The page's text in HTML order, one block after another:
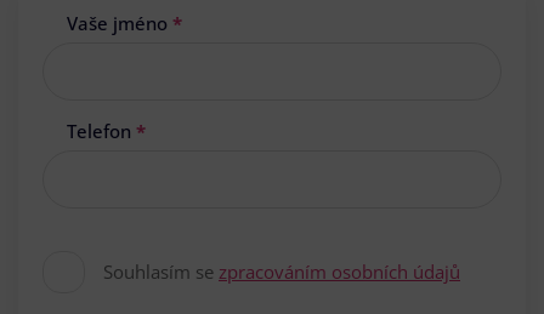
Vaše jméno *
Telefon *
Souhlasím se zpracováním osobních údajů